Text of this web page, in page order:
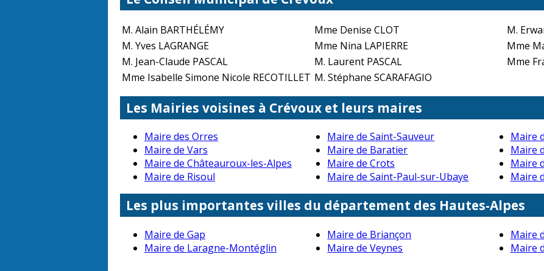
M. Alain BARTHÉLÉMY Mme Denise CLOT
M.
M. Yves LAGRANGE
Mme Nina LAPIERRE
Mme
M. Jean-Claude PASCAL
M. Laurent PASCAL
Mme
Mme Isabelle Simone Nicole RECOTILLET M. Stéphane SCARAFAGIO
Les Mairies voisines à Crévoux et leurs maires
Maire des Orres Maire de Saint-Sauveur
Maire
Maire de Vars
Maire de Baratier
Maire
Maire de Châteauroux-les-Alpes
Maire de Crots
Maire
Maire de Risoul
Maire de Saint-Paul-sur-Ubaye Maire
Les plus importantes villes du département des Hautes-Alpes
Maire de Gap Maire de Briançon
Maire
Maire de Laragne-Montéglin
Maire de Veynes Maire